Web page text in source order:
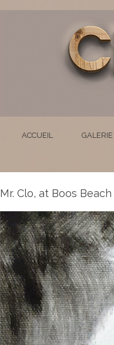
ACCUEIL GALERIE
Mr. Clo, at Boos